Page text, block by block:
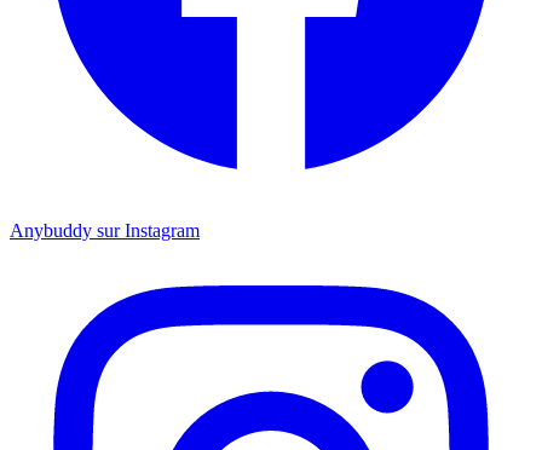
Anybuddy sur Instagram